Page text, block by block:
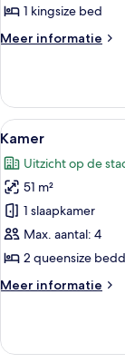
1 kingsize bed
Meer informatie
Meer
Alle
foto's
voor
Kamer
laden
5
Kamer
Uitzicht op de
51 m²
1 slaapkamer
Max. aantal: 4
2 queensize
Meer informatie
Meer